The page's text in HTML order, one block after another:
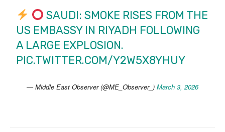
SAUDI: SMOKE RISES FROM THE
US EMBASSY IN RIYADH FOLLOWING
A LARGE EXPLOSION.
PIC.TWITTER.COM/Y2W5X8YHUY
— Middle East Observer (@ME_Observer_) March 3, 2026